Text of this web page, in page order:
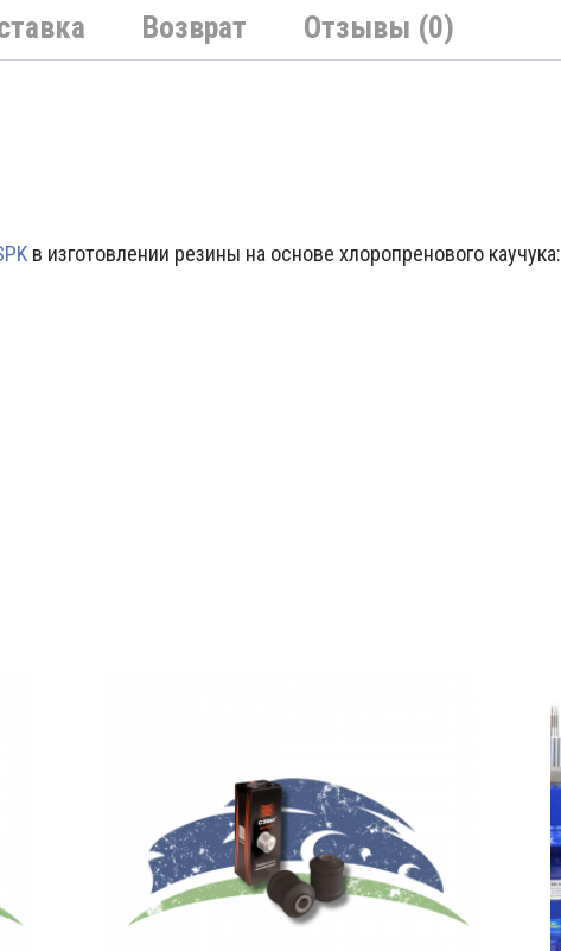
Возврат Отзывы (0)
в изготовлении резины на основе хлоропренового каучука: